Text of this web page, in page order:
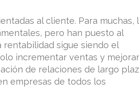
al cliente. Para muchas,
pero han puesto al
rentabilidad sigue siendo el
incrementar ventas y mejorar
de relaciones de largo
empresas de todos los